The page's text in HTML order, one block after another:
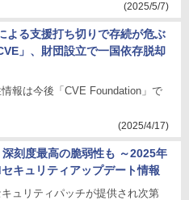
(2025/5/7)
よる支援打ち切りで存続が危ぶ
」、財団設立で一国依存脱却
報は今後「CVE Foundation」で
(2025/4/17)
刻度最高の脆弱性も ～2025年
キュリティアップデート情報
ュリティパッチが提供され次第